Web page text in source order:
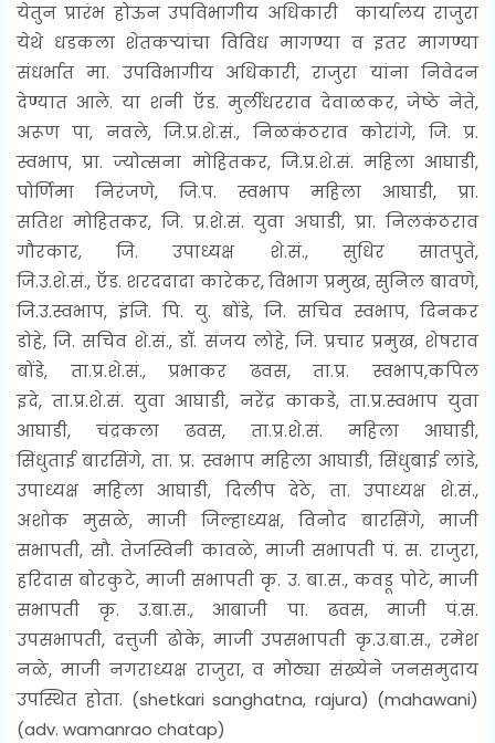
येतुन प्रारंभ होऊन उपविभागीय अधिकारी कार्यालय राजुरा
येथे धडकला शेतकऱ्यांचा विविध मागण्या व इतर मागण्या
संधर्भात मा. उपविभागीय अधिकारी, राजुरा यांना निवेदन
देण्यात आले. या शनी ऍड. मुर्लीधरराव देवाळकर, जेष्ठे नेते,
अरूण पा, नवले, जि.प्र.शे.सं., निळकंठराव कोरांगे, जि. प्र.
स्वभाप, प्रा.ज्योत्सना मोहितकर, जि.प्र.शे.सं. महिला आघाडी,
पोर्णिमा निरंजणे, जि.प. स्वभाप महिला आघाडी, प्रा.
सतिश मोहितकर, जि. प्र.शे.सं. युवा अघाडी, प्रा. निलकंठराव
गौरकार, जि. उपाध्यक्ष शे.सं., सुधिर सातपुते,
जि.उ.शे.सं., ऍड. शरददादा कारेकर, विभाग प्रमुख, सुनिल बावणे,
जि.उ.स्वभाप, इंजि. पि. यु. बोंडे, जि. सचिव स्वभाप, दिनकर
डोहे,जि. सचिव शे.सं., डॉ. संजय लोहे, जि. प्रचार प्रमुख, शेषराव
बोंडे, ता.प्र.शे.सं., प्रभाकर ढवस, ता.प्र. स्वभाप,कपिल
इदे,ता.प्र.शे.सं. युवा आघाडी, नरेंद्र काकडे, ता.प्र.स्वभाप युवा
आघाडी, चंद्रकला ढवस, ता.प्र.शे.सं. महिला आघाडी,
सिंधुताईबारसिंगे, ता. प्र. स्वभाप महिला आघाडी, सिंधुबाई लांडे,
उपाध्यक्ष महिला आघाडी, दिलीप देठे, ता. उपाध्यक्ष शे.सं.,
अशोक मुसळे, माजी जिल्हाध्यक्ष, विनोद बारसिंगे, माजी
सभापती, सौ. तेजस्विनी कावळे, माजी सभापती पं. स. राजुरा,
हरिदासबोरकुटे, माजी सभापती कृ. उ. बा.स., कवडू पोटे, माजी
सभापती कृ. उ.बा.स., आबाजी पा. ढवस, माजी पं.स.
उपसभापती, दत्तुजी ढोके, माजी उपसभापती कृ.उ.बा.स., रमेश
नळे, माजी नगराध्यक्ष राजुरा, वमोठ्या संख्येने जनसमुदाय
उपस्थित होता. (shetkari sanghatna, rajura) (mahawani)
(adv. wamanrao chatap)